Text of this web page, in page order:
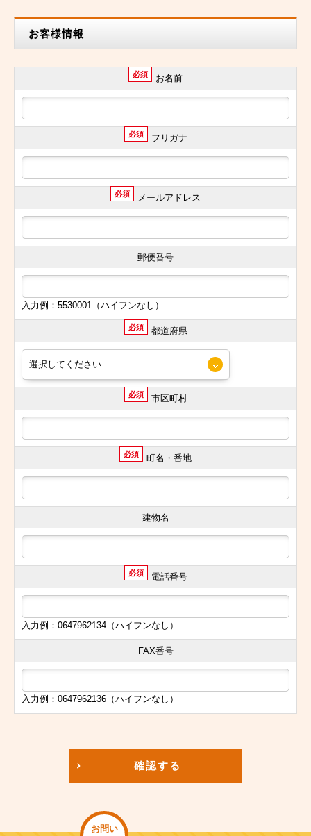
お客様情報
必須 お名前
必須 フリガナ
必須 メールアドレス
郵便番号
入力例：5530001（ハイフンなし）
必須 都道府県
必須 市区町村
必須 町名・番地
建物名
必須 電話番号
入力例：0647962134（ハイフンなし）
FAX番号
入力例：0647962136（ハイフンなし）
確認する
お問い